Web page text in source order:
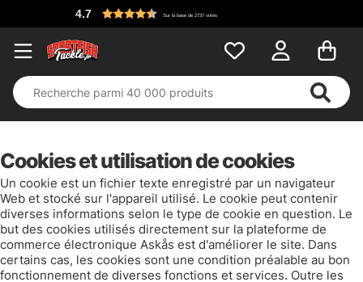
4.7 Sur la base de 2737 votes
Cookies et utilisation de cookies
Un cookie est un fichier texte enregistré par un navigateur
Web et stocké sur l'appareil utilisé. Le cookie peut contenir
diverses informations selon le type de cookie en question. Le
but des cookies utilisés directement sur la plateforme de
commerce électronique Askås est d'améliorer le site. Dans
certains cas, les cookies sont une condition préalable au bon
fonctionnement de diverses fonctions et services. Outre les